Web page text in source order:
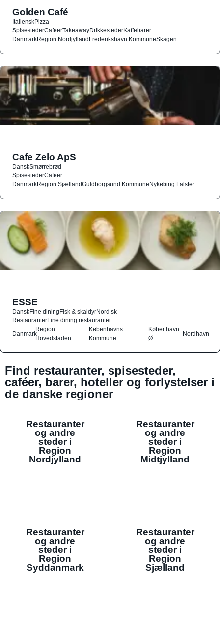
Golden Café
ItalienskPizza
SpisestederCaféerTakeawayDrikkestederKaffebarer
DanmarkRegion NordjyllandFrederikshavn KommuneSkagen
Cafe Zelo ApS
DanskSmørrebrød
SpisestederCaféer
DanmarkRegion SjællandGuldborgsund KommuneNykøbing Falster
ESSE
DanskFine diningFisk & skaldyrNordisk
RestauranterFine dining restauranter
Danmark
Region
Hovedstaden
Københavns
Kommune
København
Ø
Nordhavn
Find restauranter, spisesteder,
caféer, barer, hoteller og forlystelser i
de danske regioner
Restauranter
og andre
steder i
Region
Nordjylland
Restauranter
og andre
steder i
Region
Midtjylland
Restauranter
og andre
steder i
Region
Syddanmark
Restauranter
og andre
steder i
Region
Sjælland